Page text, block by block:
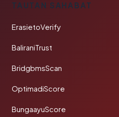
TAUTAN SAHABAT
ErasietoVerify
BaliraniTrust
BridgbmsScan
OptimadiScore
BungaayuScore